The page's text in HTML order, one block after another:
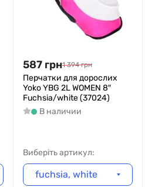
587 грн1 394 грн
Перчатки для дорослих
Yoko YBG 2L WOMEN 8″
Fuchsia/white (37024)
В наличии
Виберіть артикул:
fuchsia, white